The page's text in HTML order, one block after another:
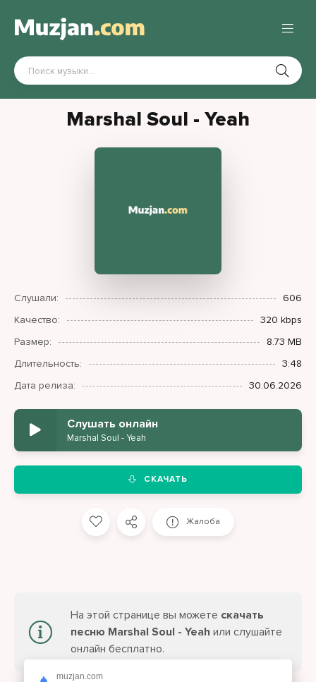
Marshal Soul - Yeah
Слушали:
606
Качество:
320 kbps
Размер:
8.73 MB
Длительность:
3:48
Дата релиза:
30.06.2026
Слушать онлайн
Marshal Soul - Yeah
СКАЧАТЬ
Жалоба
На этой странице вы можете скачать
песню Marshal Soul - Yeah или слушайте
онлайн бесплатно.
muzjan.com